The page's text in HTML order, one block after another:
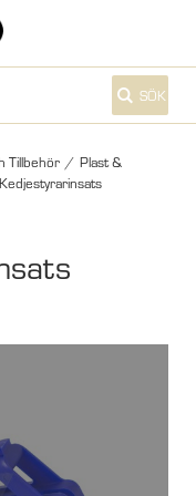
SÖK
Tillbehör / Plast &
Kedjestyrarinsats